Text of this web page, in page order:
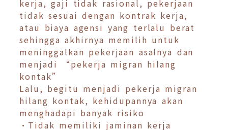
kerja, gaji tidak rasional, pekerjaan
tidak sesuai dengan kontrak kerja,
atau biaya agensi yang terlalu berat
sehingga akhirnya memilih untuk
meninggalkan pekerjaan asalnya dan
menjadi “pekerja migran hilang
kontak”
Lalu, begitu menjadi pekerja migran
hilang kontak, kehidupannya akan
menghadapi banyak risiko
•Tidak memiliki jaminan kerja